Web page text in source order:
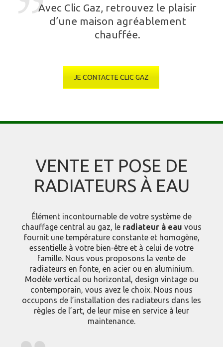
Avec Clic Gaz, retrouvez le plaisir
d’une maison agréablement
chauffée.
JE CONTACTE CLIC GAZ
VENTE ET POSE DE
RADIATEURS À EAU
Élément incontournable de votre système de
chauffage central au gaz, le radiateur à eau vous
fournit une température constante et homogène,
essentielle à votre bien-être et à celui de votre
famille. Nous vous proposons la vente de
radiateurs en fonte, en acier ou en aluminium.
Modèle vertical ou horizontal, design vintage ou
contemporain, vous avez le choix. Nous nous
occupons de l’installation des radiateurs dans les
règles de l’art, de leur mise en service à leur
maintenance.